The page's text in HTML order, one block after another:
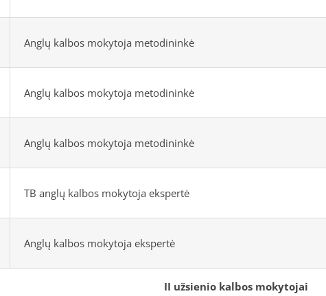
Anglų kalbos mokytoja metodininkė
Anglų kalbos mokytoja metodininkė
Anglų kalbos mokytoja metodininkė
TB anglų kalbos mokytoja ekspertė
Anglų kalbos mokytoja ekspertė
II užsienio kalbos mokytojai